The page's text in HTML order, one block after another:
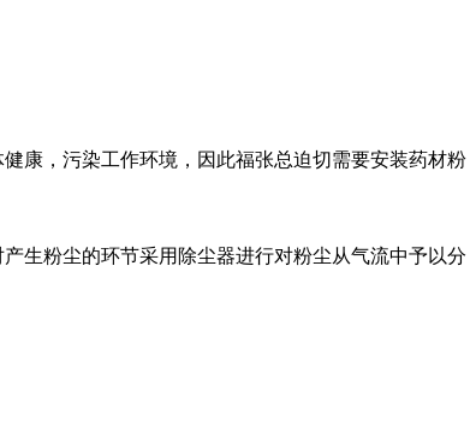
康，污染工作环境，因此福张总迫切需要安装药材粉
生粉尘的环节采用除尘器进行对粉尘从气流中予以分